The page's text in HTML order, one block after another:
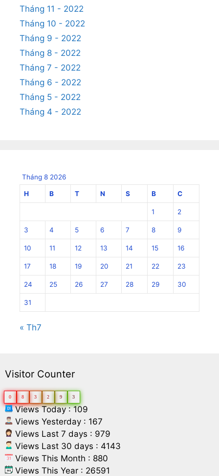
Tháng 11 - 2022
Tháng 10 - 2022
Tháng 9 - 2022
Tháng 8 - 2022
Tháng 7 - 2022
Tháng 6 - 2022
Tháng 5 - 2022
Tháng 4 - 2022
Tháng 8 2026
H B T N S B C
1 2
3 4 5 6 7 8 9
10 11 12 13 14 15 16
17 18 19 20 21 22 23
24 25 26 27 28 29 30
31
« Th7
Visitor Counter
0 8 3 2 9 3
Views Today : 109
Views Yesterday : 167
Views Last 7 days : 979
Views Last 30 days : 4143
Views This Month : 880
Views This Year : 26591